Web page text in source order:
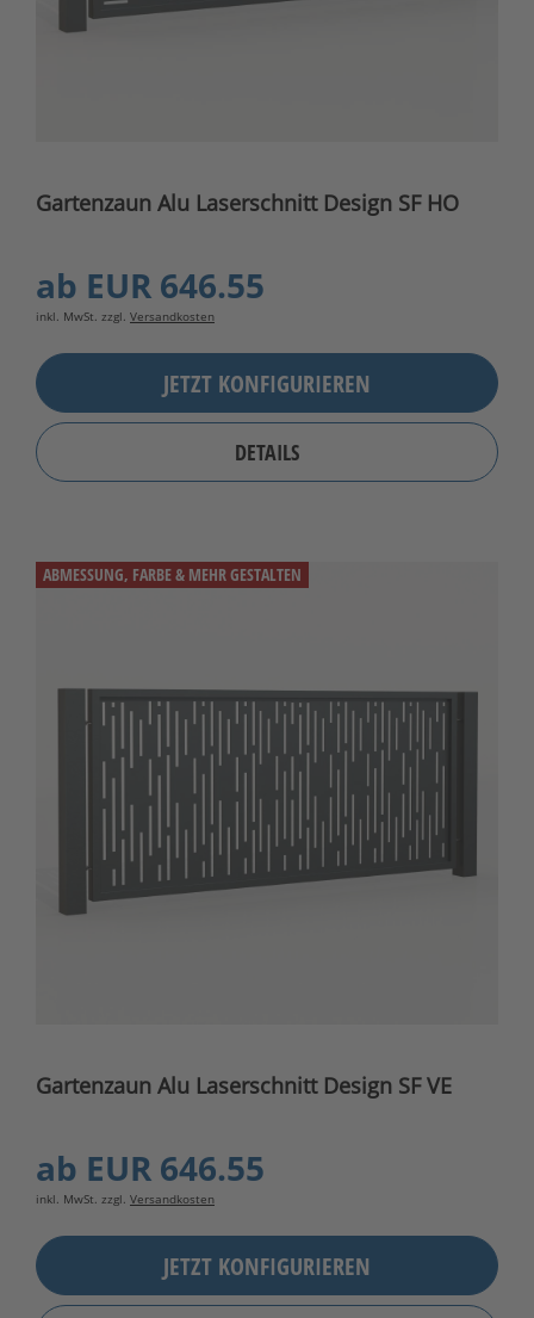
Gartenzaun Alu Laserschnitt Design SF HO
ab EUR 646.55
inkl. MwSt. zzgl. Versandkosten
JETZT KONFIGURIEREN
DETAILS
ABMESSUNG, FARBE & MEHR GESTALTEN
Gartenzaun Alu Laserschnitt Design SF VE
ab EUR 646.55
inkl. MwSt. zzgl. Versandkosten
JETZT KONFIGURIEREN